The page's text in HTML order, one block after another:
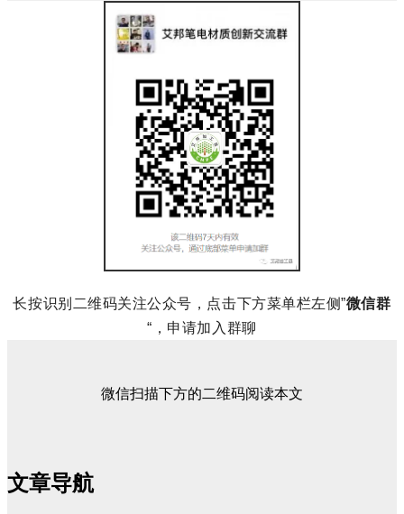
长按识别二维码关注公众号，点击下方菜单栏左侧”微信群
“，申请加入群聊
微信扫描下方的二维码阅读本文
文章导航